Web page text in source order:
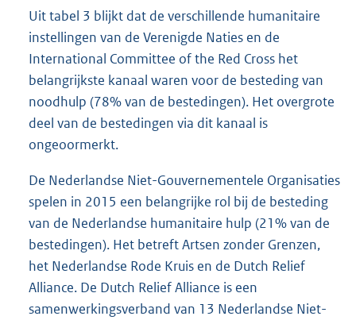
Uit tabel 3 blijkt dat de verschillende humanitaire
instellingen van de Verenigde Naties en de
International Committee of the Red Cross het
belangrijkste kanaal waren voor de besteding van
noodhulp (78% van de bestedingen). Het overgrote
deel van de bestedingen via dit kanaal is
ongeoormerkt.
De Nederlandse Niet-Gouvernementele Organisaties
spelen in 2015 een belangrijke rol bij de besteding
van de Nederlandse humanitaire hulp (21% van de
bestedingen). Het betreft Artsen zonder Grenzen,
het Nederlandse Rode Kruis en de Dutch Relief
Alliance. De Dutch Relief Alliance is een
samenwerkingsverband van 13 Nederlandse Niet-